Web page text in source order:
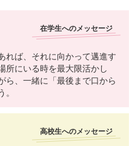
在学生へのメッセージ
れば、それに向かって邁進す
所にいる時を最大限活かし
ら、一緒に「最後まで口から
高校生へのメッセージ